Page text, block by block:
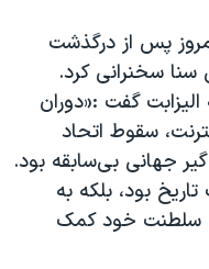
پس از درگذشت
سخنرانی کرد.
گفت :«دوران
سقوط اتحاد
جهانی بی‌سابقه بود.
بود، بلکه به
سلطنت خود کمک